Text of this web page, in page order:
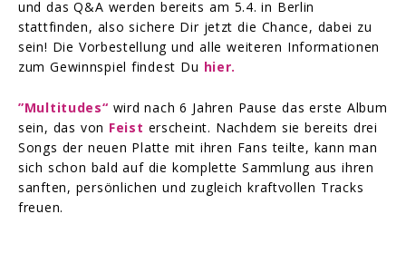
und das Q&A werden bereits am 5.4. in Berlin
stattfinden, also sichere Dir jetzt die Chance, dabei zu
sein! Die Vorbestellung und alle weiteren Informationen
zum Gewinnspiel findest Du hier.
”Multitudes“ wird nach 6 Jahren Pause das erste Album
sein, das von Feist erscheint. Nachdem sie bereits drei
Songs der neuen Platte mit ihren Fans teilte, kann man
sich schon bald auf die komplette Sammlung aus ihren
sanften, persönlichen und zugleich kraftvollen Tracks
freuen.